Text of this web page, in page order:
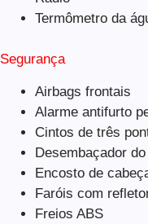
Termômetro da
Segurança
Airbags frontais
Alarme antifurto
Cintos de três
Desembaçador
Encosto de
Faróis com
Freios ABS